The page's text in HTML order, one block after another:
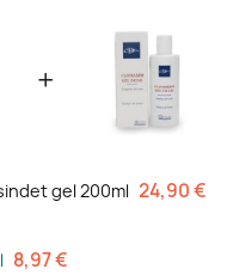
+
gel 200ml 24,90 €
8,97 €